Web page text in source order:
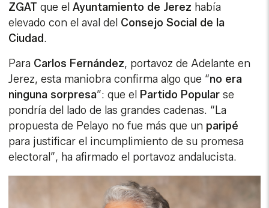
ZGAT que elAyuntamiento de Jerez había
elevado con el aval del Consejo Social de la
Ciudad.
Para Carlos Fernández, portavoz de Adelante en
Jerez, esta maniobra confirma algo que “no era
ninguna sorpresa”: que el Partido Popular se
pondría del lado de las grandes cadenas. “La
propuesta de Pelayo no fue más que un paripé
para justificar el incumplimiento de su promesa
electoral”, ha afirmado el portavoz andalucista.